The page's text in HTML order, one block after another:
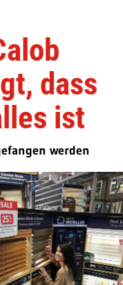
dass
ist
werden